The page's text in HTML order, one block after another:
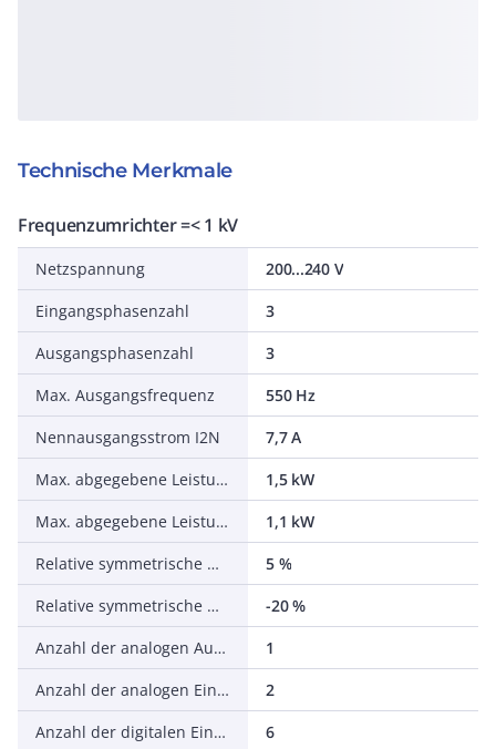
Technische Merkmale
Frequenzumrichter =< 1 kV
Netzspannung
200...240 V
Eingangsphasenzahl
3
Ausgangsphasenzahl
3
Max. Ausgangsfrequenz
550 Hz
Nennausgangsstrom I2N
7,7 A
Max. abgegebene Leistung bei quadrat. Belastung bei Bemessungsausgangsspannung
1,5 kW
Max. abgegebene Leistung bei linearer Belastung bei Bemessungsausgangsspannung
1,1 kW
Relative symmetrische Netzfrequenztoleranz
5 %
Relative symmetrische Netzspannungstoleranz
-20 %
Anzahl der analogen Ausgänge
1
Anzahl der analogen Eingänge
2
Anzahl der digitalen Eingänge
6